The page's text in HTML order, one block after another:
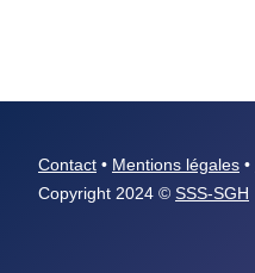
Contact • Mentions légales •
Copyright 2024 © SSS-SGH